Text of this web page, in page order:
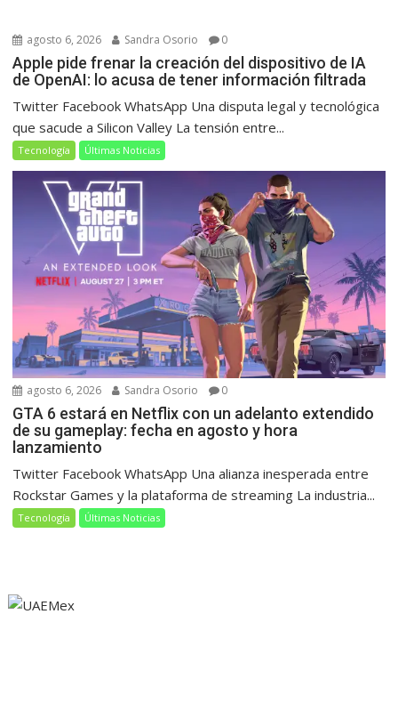
agosto 6, 2026 Sandra Osorio 0
Apple pide frenar la creación del dispositivo de IA
de OpenAI: lo acusa de tener información filtrada
Twitter Facebook WhatsApp Una disputa legal y tecnológica
que sacude a Silicon Valley La tensión entre...
Tecnología Últimas Noticias
agosto 6, 2026 Sandra Osorio 0
GTA 6 estará en Netflix con un adelanto extendido
de su gameplay: fecha en agosto y hora
lanzamiento
Twitter Facebook WhatsApp Una alianza inesperada entre
Rockstar Games y la plataforma de streaming La industria...
Tecnología Últimas Noticias